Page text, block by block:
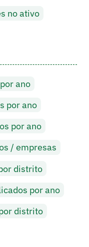
no ativo
ano
por ano
por ano
/ empresas
distrito
por ano
distrito